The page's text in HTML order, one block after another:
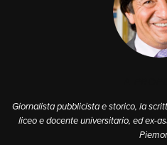
Giornalista pubblicista e storico, la
liceo e docente universitario, ed ex-